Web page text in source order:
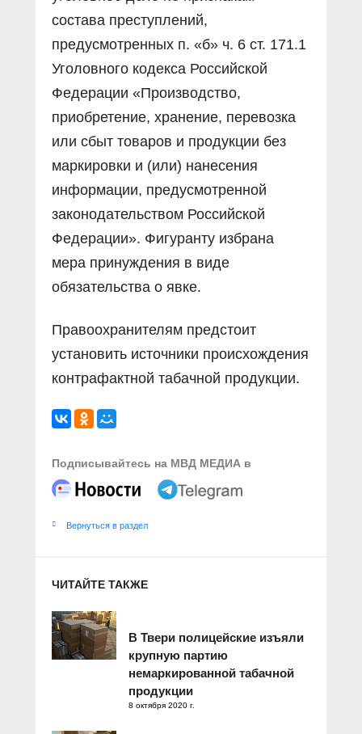
состава преступлений,
предусмотренных п. «б» ч. 6 ст. 171.1
Уголовного кодекса Российской
Федерации «Производство,
приобретение, хранение, перевозка
или сбыт товаров и продукции без
маркировки и (или) нанесения
информации, предусмотренной
законодательством Российской
Федерации». Фигуранту избрана
мера принуждения в виде
обязательства о явке.
Правоохранителям предстоит
установить источники происхождения
контрафактной табачной продукции.
Подписывайтесь на МВД МЕДИА в
Вернуться в раздел
ЧИТАЙТЕ ТАКЖЕ
В Твери полицейские изъяли
крупную партию
немаркированной табачной
продукции
8 октября 2020 г.